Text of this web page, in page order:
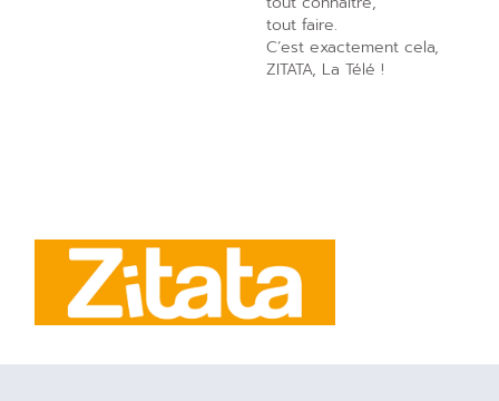
tout faire.
C’est exactement cela,
ZITATA, La Télé !